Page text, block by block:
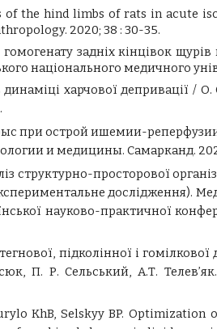
of the hind limbs of rats in acute
2020; 38 : 30-35.
задніх кінцівок
національного медичного
харчової депривації / О.
при острой ишемии-
и медицины. Самарканд.
структурно-просторової
дослідження).
науково-пpактичної
підколінної і
П. Р. Сельський, А.Т.
KhB, Selskyy BP.